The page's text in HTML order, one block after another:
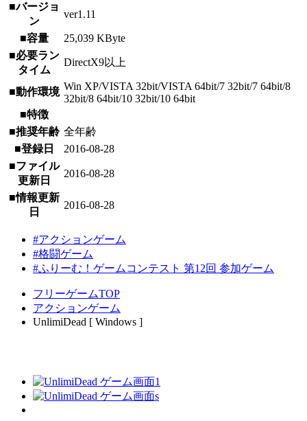
■バージョ
ン
ver1.11
■容量
25,039 KByte
■必要ラン
タイム
DirectX9以上
■動作環境 Win XP/VISTA 32bit/VISTA 64bit/7 32bit/7 64bit/8
32bit/8 64bit/10 32bit/10 64bit
■特徴
■推奨年齢 全年齢
■登録日
2016-08-28
■ファイル
更新日
2016-08-28
■情報更新
日
2016-08-28
#アクションゲーム
#格闘ゲーム
#ふりーむ！ゲームコンテスト 第12回 参加ゲーム
フリーゲームTOP
アクションゲーム
UnlimiDead [ Windows ]